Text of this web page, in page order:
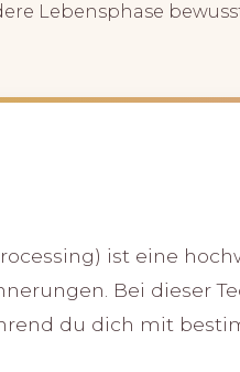
Lebensphase
ist eine
Bei dieser
du dich mit